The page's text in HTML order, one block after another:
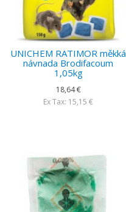
UNICHEM RATIMOR měkká
návnada Brodifacoum
1,05kg
18,64 €
Ex Tax: 15,15 €